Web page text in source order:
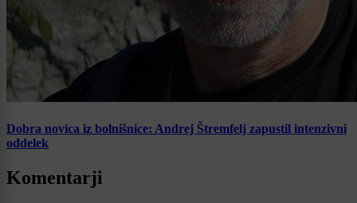
Dobra novica iz bolnišnice: Andrej Štremfelj zapustil intenzivni
oddelek
Komentarji